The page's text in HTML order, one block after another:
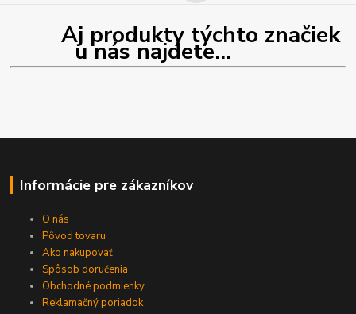
Aj produkty týchto značiek
u nás najdete...
Informácie pre zákazníkov
O nás
Pôvod tovaru
Ako nakupovať
Spôsob doručenia
Obchodné podmienky
Reklamačný poriadok